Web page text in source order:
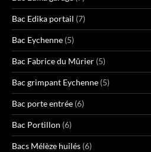
Bac Edika portail (7)
Bac Eychenne (5)
Bac Fabrice du Mûrier (5)
Bac grimpant Eychenne (5)
Bac porte entrée (6)
Bac Portillon (6)
Bacs Mélèze huilés (6)